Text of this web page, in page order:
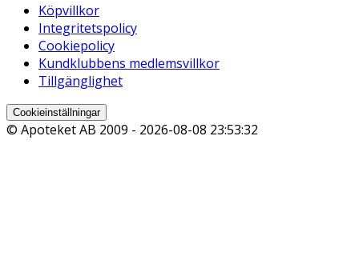
Köpvillkor
Integritetspolicy
Cookiepolicy
Kundklubbens medlemsvillkor
Tillgänglighet
Cookieinställningar
© Apoteket AB 2009 - 2026-08-08 23:53:32